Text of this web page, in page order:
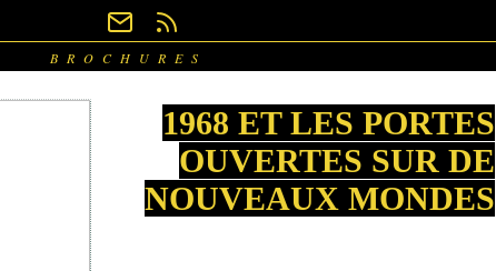
BROCHURES
1968 ET LES PORTES
OUVERTES SUR DE
NOUVEAUX MONDES